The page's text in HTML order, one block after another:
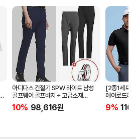
아디다스 간절기 SPW 라이트 남성
골프웨어 골프바지 + 고급소재
삼선패턴 골프벨트 세트
10% 98,616원
[2종1세트]
에어로드라
남자 골프
JG1313
9%